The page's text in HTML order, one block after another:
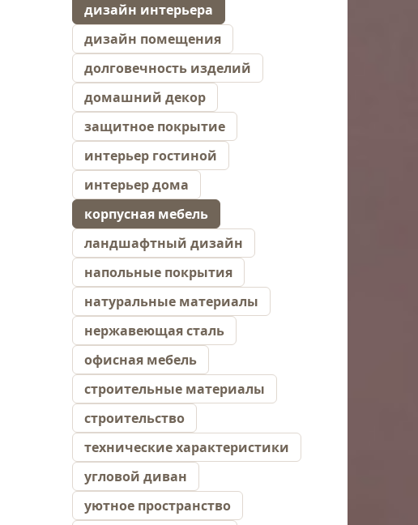
дизайн интерьера
дизайн помещения
долговечность изделий
домашний декор
защитное покрытие
интерьер гостиной
интерьер дома
корпусная мебель
ландшафтный дизайн
напольные покрытия
натуральные материалы
нержавеющая сталь
офисная мебель
строительные материалы
строительство
технические характеристики
угловой диван
уютное пространство